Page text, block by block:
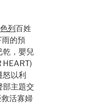
列百姓
的預
乾，嬰兒
HEART)
以利
部主題交
活寡婦